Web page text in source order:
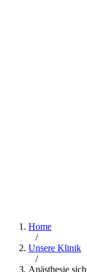
Home
/
Unsere Klinik
/
Anästhesie